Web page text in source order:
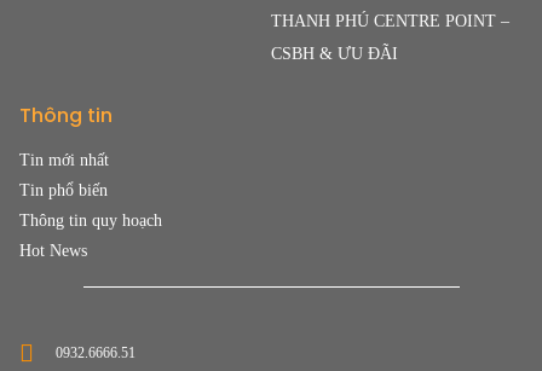
THANH PHÚ CENTRE POINT –
CSBH & ƯU ĐÃI
Thông tin
Tin mới nhất
Tin phổ biến
Thông tin quy hoạch
Hot News
0932.6666.51